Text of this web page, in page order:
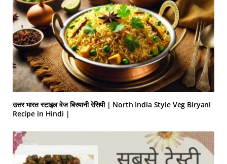
उत्तर भारत स्टाइल वेज बिरयानी रेसिपी | North India Style Veg Biryani
Recipe in Hindi |